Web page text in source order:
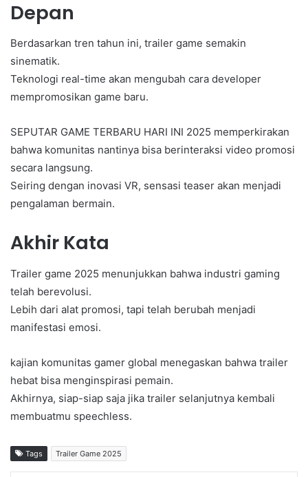
Depan
Berdasarkan tren tahun ini, trailer game semakin
sinematik.
Teknologi real-time akan mengubah cara developer
mempromosikan game baru.
SEPUTAR GAME TERBARU HARI INI 2025 memperkirakan
bahwa komunitas nantinya bisa berinteraksi video promosi
secara langsung.
Seiring dengan inovasi VR, sensasi teaser akan menjadi
pengalaman bermain.
Akhir Kata
Trailer game 2025 menunjukkan bahwa industri gaming
telah berevolusi.
Lebih dari alat promosi, tapi telah berubah menjadi
manifestasi emosi.
kajian komunitas gamer global menegaskan bahwa trailer
hebat bisa menginspirasi pemain.
Akhirnya, siap-siap saja jika trailer selanjutnya kembali
membuatmu speechless.
Tags Trailer Game 2025